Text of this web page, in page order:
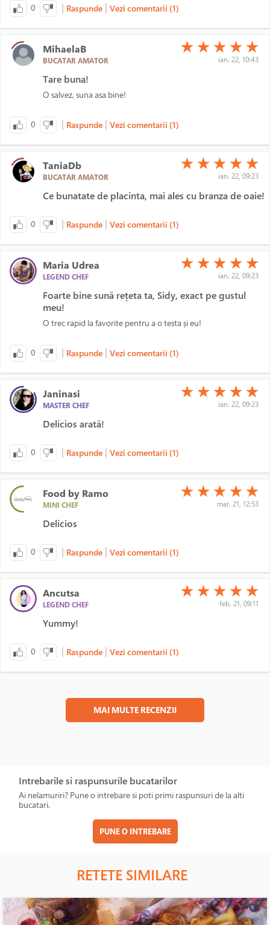
0 | Raspunde | Vezi comentarii (1)
MihaelaB
BUCATAR AMATOR
(*)
★ (*)
★ (*)
★ (*)
★ (*)
★
ian. 22, 10:43
Tare buna!
O salvez, suna asa bine!
0 | Raspunde | Vezi comentarii (1)
TaniaDb
BUCATAR AMATOR
(*)
★ (*)
★ (*)
★ (*)
★ (*)
★
ian. 22, 09:23
Ce bunatate de placinta, mai ales cu branza de oaie!
0 | Raspunde | Vezi comentarii (1)
Maria Udrea
LEGEND CHEF
(*)
★ (*)
★ (*)
★ (*)
★ (*)
★
ian. 22, 09:23
Foarte bine sună rețeta ta, Sidy, exact pe gustul
meu!
O trec rapid la favorite pentru a o testa și eu!
0 | Raspunde | Vezi comentarii (1)
Janinasi
MASTER CHEF
(*)
★ (*)
★ (*)
★ (*)
★ (*)
★
ian. 22, 09:23
Delicios arată!
0 | Raspunde | Vezi comentarii (1)
Food by Ramo
MINI CHEF
(*)
★ (*)
★ (*)
★ (*)
★ (*)
★
mar. 21, 12:53
Delicios
0 | Raspunde | Vezi comentarii (1)
Ancutsa
LEGEND CHEF
(*)
★ (*)
★ (*)
★ (*)
★ (*)
★
feb. 21, 09:11
Yummy!
0 | Raspunde | Vezi comentarii (1)
MAI MULTE RECENZII
Intrebarile si raspunsurile bucatarilor
Ai nelamuriri? Pune o intrebare si poti primi raspunsuri de la alti
bucatari.
PUNE O INTREBARE
RETETE SIMILARE